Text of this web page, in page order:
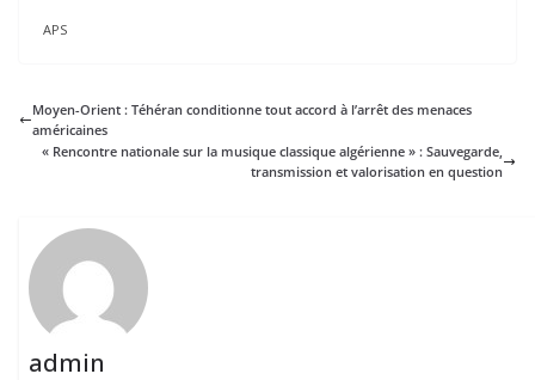
APS
Moyen-Orient : Téhéran conditionne tout accord à l’arrêt des menaces
américaines
« Rencontre nationale sur la musique classique algérienne » : Sauvegarde,
transmission et valorisation en question
admin